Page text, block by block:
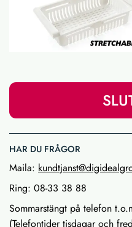
HAR DU FRÅGOR
Maila:
Ring: 08-33 38 88
Sommarstängt på telefon
(Telefontider tisdagar och